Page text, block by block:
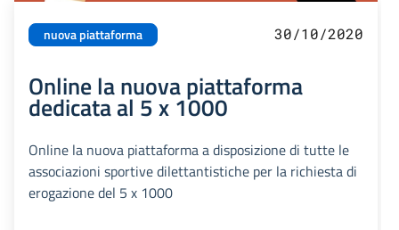
nuova piattaforma 30/10/2020
Online la nuova piattaforma
dedicata al 5 x 1000
Online la nuova piattaforma a disposizione di tutte le
associazioni sportive dilettantistiche per la richiesta di
erogazione del 5 x 1000